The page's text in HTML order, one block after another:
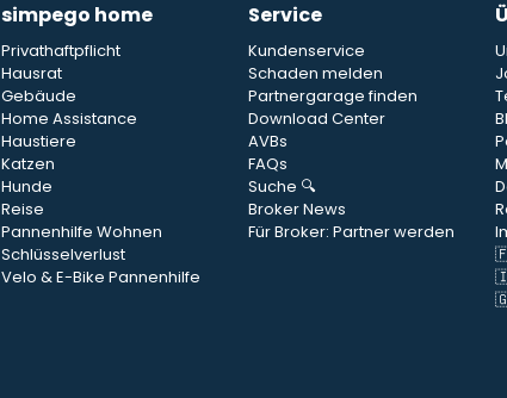
simpego home
Privathaftpflicht
Hausrat
Gebäude
Home Assistance
Haustiere
Katzen
Hunde
Reise
Pannenhilfe Wohnen
Schlüsselverlust
Velo & E-Bike Pannenhilfe
Service
Kundenservice
Schaden melden
Partnergarage finden
Download Center
AVBs
FAQs
Suche 🔍
Broker News
Für Broker: Partner werden